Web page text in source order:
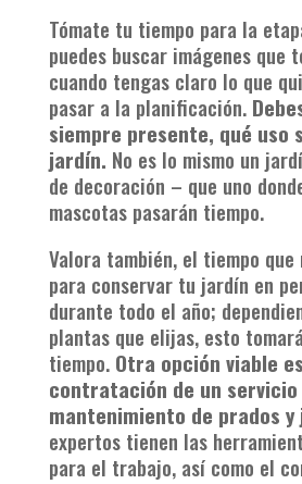
Tómate tu tiempo para la
puedes buscar imágenes que
cuando tengas claro lo que
pasar a la planificación.
siempre presente, qué uso
jardín. No es lo mismo un
de decoración – que uno
mascotas pasarán tiempo.
Valora también, el tiempo
para conservar tu jardín en
durante todo el año;
plantas que elijas, esto
tiempo. Otra opción viable
contratación de un servicio
mantenimiento de prados y
expertos tienen las
para el trabajo, así como el